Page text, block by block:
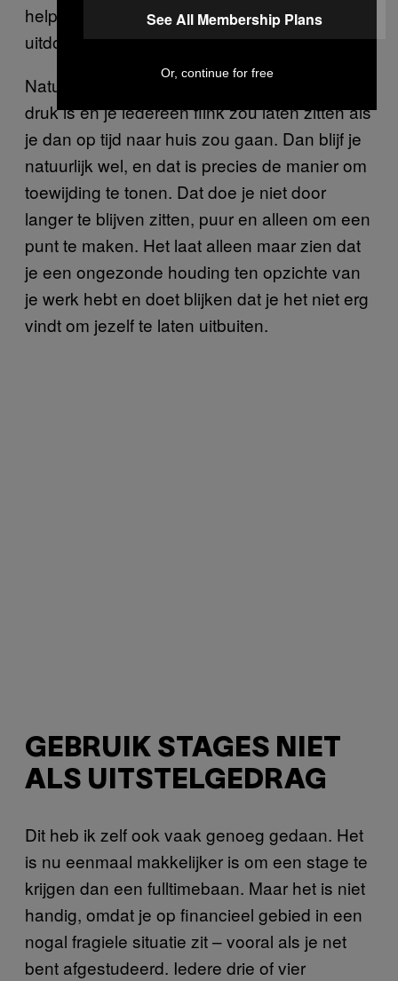
helpen om te blijven zitten tot ze het licht
uitdoen.
Natuurlijk zijn er momenten waarop het echt
druk is en je iedereen flink zou laten zitten als
je dan op tijd naar huis zou gaan. Dan blijf je
natuurlijk wel, en dat is precies de manier om
toewijding te tonen. Dat doe je niet door
langer te blijven zitten, puur en alleen om een
punt te maken. Het laat alleen maar zien dat
je een ongezonde houding ten opzichte van
je werk hebt en doet blijken dat je het niet erg
vindt om jezelf te laten uitbuiten.
GEBRUIK STAGES NIET
ALS UITSTELGEDRAG
Dit heb ik zelf ook vaak genoeg gedaan. Het
is nu eenmaal makkelijker is om een stage te
krijgen dan een fulltimebaan. Maar het is niet
handig, omdat je op financieel gebied in een
nogal fragiele situatie zit – vooral als je net
bent afgestudeerd. Iedere drie of vier
See All Membership Plans
Or, continue for free